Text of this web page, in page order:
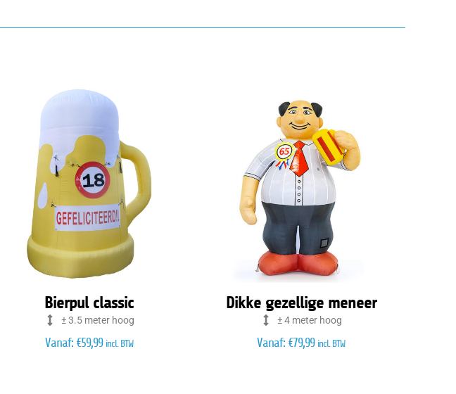
Bierpul classic
± 3.5 meter hoog
Vanaf: €59,99 incl. BTW
Dikke gezellige meneer
± 4 meter hoog
Vanaf: €79,99 incl. BTW